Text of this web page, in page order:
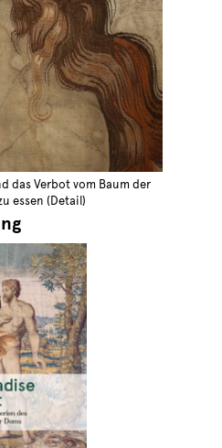
das Verbot vom Baum der
essen (Detail)